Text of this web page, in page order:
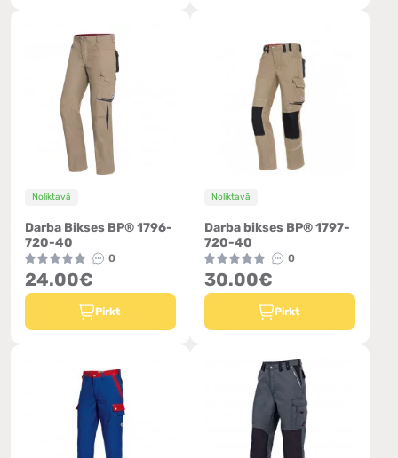
Noliktavā
Darba Bikses BP® 1796-
720-40
0
24.00€
Pirkt
Noliktavā
Darba bikses BP® 1797-
720-40
0
30.00€
Pirkt